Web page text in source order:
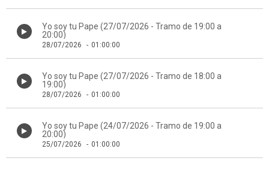
Yo soy tu Pape (27/07/2026 - Tramo de 19:00 a
20:00)
28/07/2026 - 01:00:00
Yo soy tu Pape (27/07/2026 - Tramo de 18:00 a
19:00)
28/07/2026 - 01:00:00
Yo soy tu Pape (24/07/2026 - Tramo de 19:00 a
20:00)
25/07/2026 - 01:00:00